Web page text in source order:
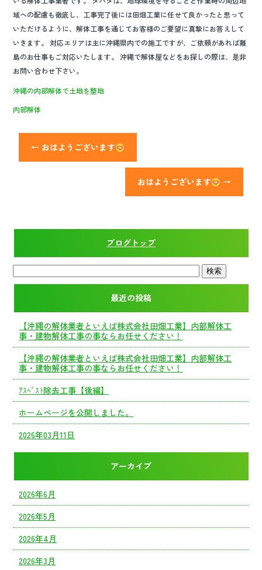
域への配慮も徹底し、工事完了後には田畑工業に任せて良かったと思って
いただけるように、解体工事を通じてお客様のご要望に真摯にお答えして
いきます。 対応エリアは主に沖縄県内での施工ですが、ご依頼があれば離
島のお仕事もご対応いたします。 沖縄で解体屋などをお探しの際は、是非
お問い合わせ下さい。
沖縄の内部解体で土地を整地
内部解体
← おはようございます
おはようございます →
ブログトップ
最近の投稿
【沖縄の解体業者といえば株式会社田畑工業】内部解体工
事・建物解体工事の事ならお任せください！
【沖縄の解体業者といえば株式会社田畑工業】内部解体工
事・建物解体工事の事ならお任せください！
ｱｽﾍﾞｽﾄ除去工事【後編】
ホームページを公開しました。
2026年03月11日
アーカイブ
2026年6月
2026年5月
2026年4月
2026年3月